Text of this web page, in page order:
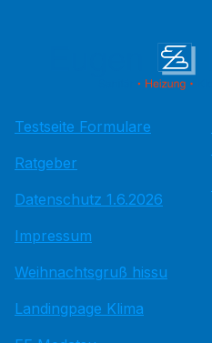
Testseite Formulare
Ratgeber
Datenschutz 1.6.2026
Impressum
Weihnachtsgruß hissu
Landingpage Klima